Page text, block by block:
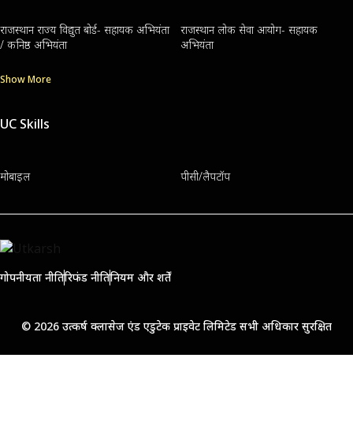
राजस्थान राज्य विद्युत बोर्ड- सहायक अभियंता
/ कनिष्ठ अभियंता
राजस्थान लोक सेवा आयोग- सहायक
अभियंता
Show More
UC Skills
मोबाइल पीसी/लैपटॉप
गोपनीयता नीतिरिफंड नीतिनियम और शर्तें
© 2026 उत्कर्ष क्लासेज एंड एडुटेक प्राइवेट लिमिटेड सभी अधिकार सुरक्षित